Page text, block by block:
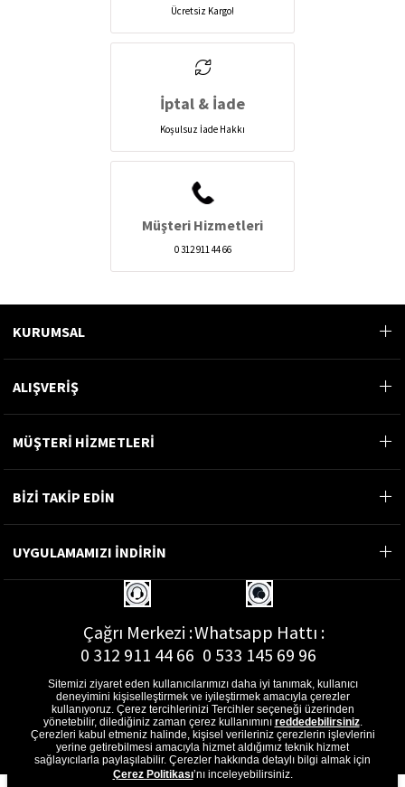
Ücretsiz Kargo!
İptal & İade
Koşulsuz İade Hakkı
Müşteri Hizmetleri
0 312 911 44 66
KURUMSAL
ALIŞVERİŞ
MÜŞTERİ HİZMETLERİ
BİZİ TAKİP EDİN
UYGULAMAMIZI İNDİRİN
Çağrı Merkezi :
0 312 911 44 66
Whatsapp Hattı :
0 533 145 69 96
E-Posta Adresi :
musterihizmetleri@gon.com.tr
Sitemizi ziyaret eden kullanıcılarımızı daha iyi tanımak, kullanıcı
deneyimini kişiselleştirmek ve iyileştirmek amacıyla çerezler
kullanıyoruz. Çerez tercihlerinizi Tercihler seçeneği üzerinden
yönetebilir, dilediğiniz zaman çerez kullanımını reddedebilirsiniz.
Çerezleri kabul etmeniz halinde, kişisel verileriniz çerezlerin işlevlerini
yerine getirebilmesi amacıyla hizmet aldığımız teknik hizmet
sağlayıcılarla paylaşılabilir. Çerezler hakkında detaylı bilgi almak için
Çerez Politikası’nı inceleyebilirsiniz.